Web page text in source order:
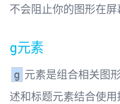
不会阻止你的图形在屏
g元素
g 元素是组合相关图
述和标题元素结合使